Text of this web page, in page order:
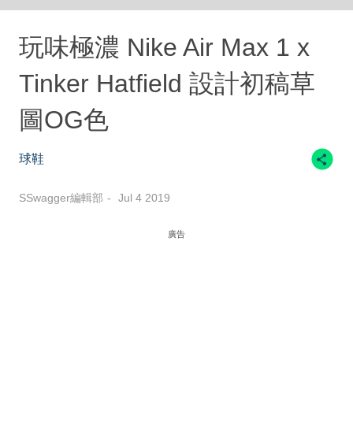
玩味極濃 Nike Air Max 1 x
Tinker Hatfield 設計初稿草
圖OG色
球鞋
SSwagger編輯部 Jul 4 2019
廣告